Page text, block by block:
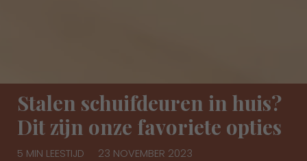
Stalen schuifdeuren in huis?
Dit zijn onze favoriete opties
5 MIN LEESTIJD 23 NOVEMBER 2023